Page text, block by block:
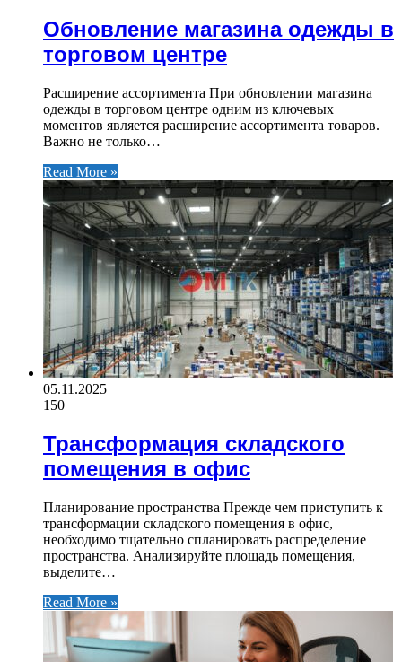
Обновление магазина одежды в
торговом центре
Расширение ассортимента При обновлении магазина
одежды в торговом центре одним из ключевых
моментов является расширение ассортимента товаров.
Важно не только…
Read More »
05.11.2025
150
Трансформация складского
помещения в офис
Планирование пространства Прежде чем приступить к
трансформации складского помещения в офис,
необходимо тщательно спланировать распределение
пространства. Анализируйте площадь помещения,
выделите…
Read More »